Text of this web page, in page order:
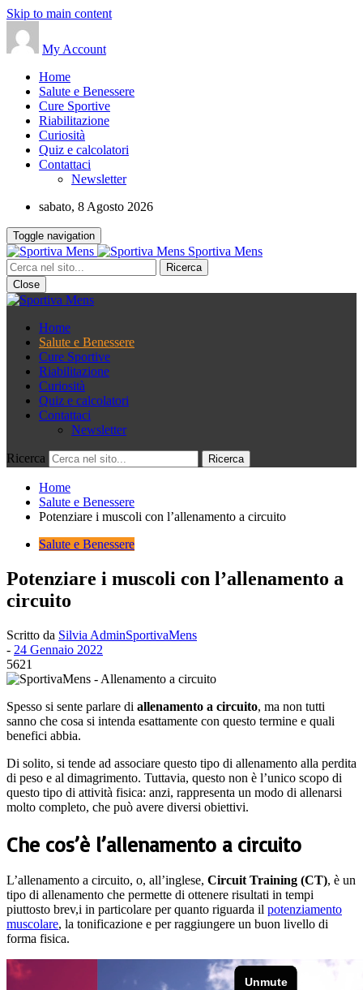
Skip to main content
My Account
Home
Salute e Benessere
Cure Sportive
Riabilitazione
Curiosità
Quiz e calcolatori
Contattaci
Newsletter
sabato, 8 Agosto 2026
Toggle navigation
Sportiva Mens
Close
Home
Salute e Benessere
Cure Sportive
Riabilitazione
Curiosità
Quiz e calcolatori
Contattaci
Newsletter
Ricerca
Home
Salute e Benessere
Potenziare i muscoli con l’allenamento a circuito
Salute e Benessere
Potenziare i muscoli con l’allenamento a
circuito
Scritto da Silvia AdminSportivaMens
- 24 Gennaio 2022
5621
Spesso si sente parlare di allenamento a circuito, ma non tutti
sanno che cosa si intenda esattamente con questo termine e quali
benefici abbia.
Di solito, si tende ad associare questo tipo di allenamento alla perdita
di peso e al dimagrimento. Tuttavia, questo non è l’unico scopo di
questo tipo di attività fisica: anzi, rappresenta un modo di allenarsi
molto completo, che può avere diversi obiettivi.
Che cos’è l’allenamento a circuito
L’allenamento a circuito, o, all’inglese, Circuit Training (CT), è un
tipo di allenamento che permette di ottenere risultati in tempi
piuttosto brev,i in particolare per quanto riguarda il potenziamento
muscolare, la tonificazione e per raggiungere un buon livello di
forma fisica.